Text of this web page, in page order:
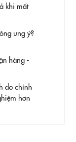
khi mất
ưng ý?
hàng -
do chính
hơn